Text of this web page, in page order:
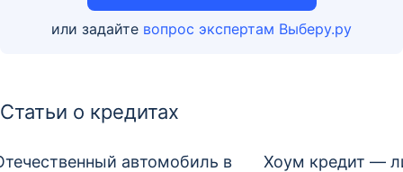
или задайте вопрос экспертам Выберу.ру
Статьи о кредитах
автомобиль в
Хоум кредит —